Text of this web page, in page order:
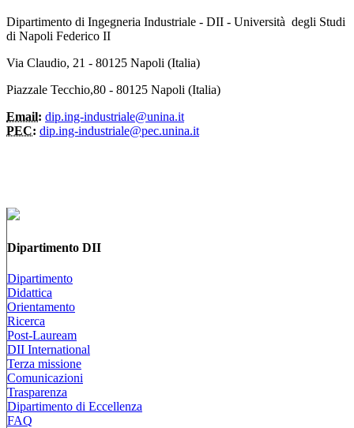
Dipartimento di Ingegneria Industriale - DII - Università degli Studi
di Napoli Federico II
Via Claudio, 21 - 80125 Napoli (Italia)
Piazzale Tecchio,80 - 80125 Napoli (Italia)
Email: dip.ing-industriale@unina.it
PEC: dip.ing-industriale@pec.unina.it
Dipartimento DII
Dipartimento
Didattica
Orientamento
Ricerca
Post-Lauream
DII International
Terza missione
Comunicazioni
Trasparenza
Dipartimento di Eccellenza
FAQ